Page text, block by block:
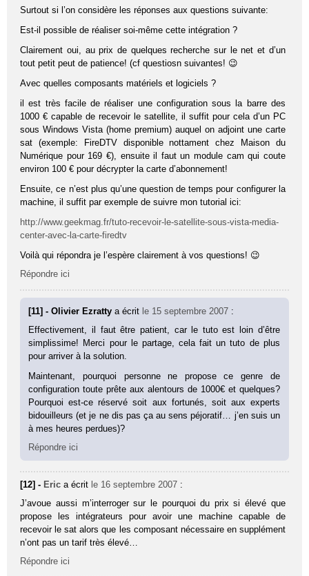
Surtout si l’on considère les réponses aux questions suivante:
Est-il possible de réaliser soi-même cette intégration ?
Clairement oui, au prix de quelques recherche sur le net et d’un
tout petit peut de patience! (cf questiosn suivantes! 😉
Avec quelles composants matériels et logiciels ?
il est très facile de réaliser une configuration sous la barre des
1000 € capable de recevoir le satellite, il suffit pour cela d’un PC
sous Windows Vista (home premium) auquel on adjoint une carte
sat (exemple: FireDTV disponible nottament chez Maison du
Numérique pour 169 €), ensuite il faut un module cam qui coute
environ 100 € pour décrypter la carte d’abonnement!
Ensuite, ce n’est plus qu’une question de temps pour configurer la
machine, il suffit par exemple de suivre mon tutorial ici:
http://www.geekmag.fr/tuto-recevoir-le-satellite-sous-vista-media-
center-avec-la-carte-firedtv
Voilà qui répondra je l’espère clairement à vos questions! 😉
Répondre ici
[11] - Olivier Ezrattya écrit le 15 septembre 2007 :
Effectivement, il faut être patient, car le tuto est loin d’être
simplissime! Merci pour le partage, cela fait un tuto de plus
pour arriver à la solution.
Maintenant, pourquoi personne ne propose ce genre de
configuration toute prête aux alentours de 1000€ et quelques?
Pourquoi est-ce réservé soit aux fortunés, soit aux experts
bidouilleurs (et je ne dis pas ça au sens péjoratif… j’en suis un
à mes heures perdues)?
Répondre ici
[12] - Eric a écrit le 16 septembre 2007 :
J’avoue aussi m’interroger sur le pourquoi du prix si élevé que
propose les intégrateurs pour avoir une machine capable de
recevoir le sat alors que les composant nécessaire en supplément
n’ont pas un tarif très élevé…
Répondre ici